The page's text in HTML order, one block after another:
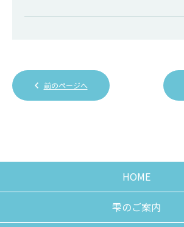
前のページへ
HOME
雫のご案内